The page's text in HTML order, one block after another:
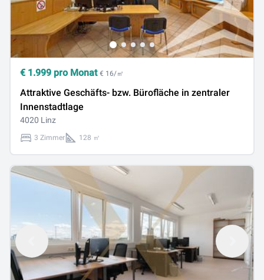
€ 1.999 pro Monat € 16/㎡
Attraktive Geschäfts- bzw. Bürofläche in zentraler
Innenstadtlage
4020 Linz
3 Zimmer 128 ㎡